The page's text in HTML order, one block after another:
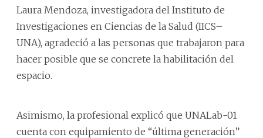
Laura Mendoza, investigadora del Instituto de
Investigaciones en Ciencias de la Salud (IICS–
UNA), agradeció a las personas que trabajaron para
hacer posible que se concrete la habilitación del
espacio.
Asimismo, la profesional explicó que UNALab-01
cuenta con equipamiento de “última generación”